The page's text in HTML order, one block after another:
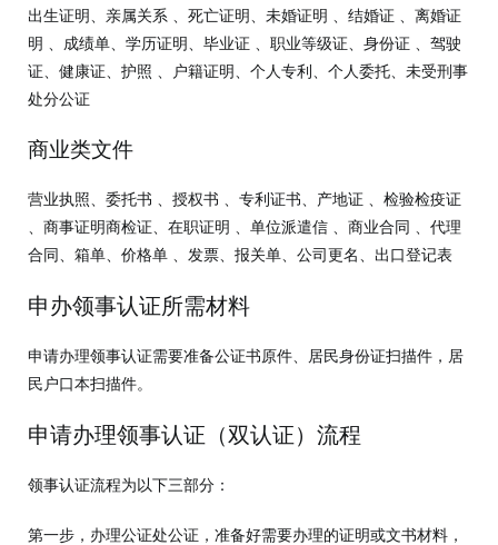
出生证明、亲属关系 、死亡证明、未婚证明 、结婚证 、离婚证
明 、成绩单、学历证明、毕业证 、职业等级证、身份证 、驾驶
证、健康证、护照 、户籍证明、个人专利、个人委托、未受刑事
处分公证
商业类文件
营业执照、委托书 、授权书 、专利证书、产地证 、检验检疫证
、商事证明商检证、在职证明 、单位派遣信 、商业合同 、代理
合同、箱单、价格单 、发票、报关单、公司更名、出口登记表
申办领事认证所需材料
申请办理领事认证需要准备公证书原件、居民身份证扫描件，居
民户口本扫描件。
申请办理领事认证（双认证）流程
领事认证流程为以下三部分：
第一步，办理公证处公证，准备好需要办理的证明或文书材料，